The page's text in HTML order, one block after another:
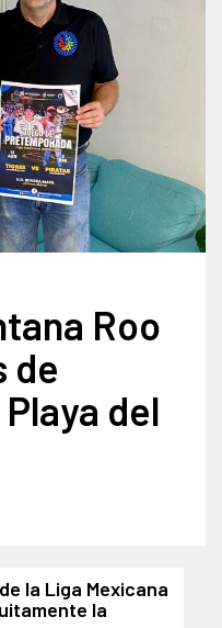
Roo
de
del
la Liga Mexicana
la